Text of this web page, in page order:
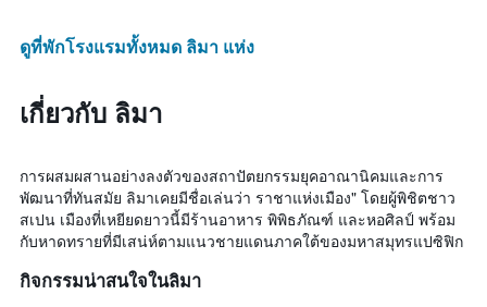
ดูที่พักโรงแรมทั้งหมด ลิมา แห่ง
เกี่ยวกับ ลิมา
การผสมผสานอย่างลงตัวของสถาปัตยกรรมยุคอาณานิคมและการ
พัฒนาที่ทันสมัย ลิมาเคยมีชื่อเล่นว่า ราชาแห่งเมือง" โดยผู้พิชิตชาว
สเปน เมืองที่เหยียดยาวนี้มีร้านอาหาร พิพิธภัณฑ์ และหอศิลป์ พร้อม
กับหาดทรายที่มีเสน่ห์ตามแนวชายแดนภาคใต้ของมหาสมุทรแปซิฟิก
กิจกรรมน่าสนใจในลิมา